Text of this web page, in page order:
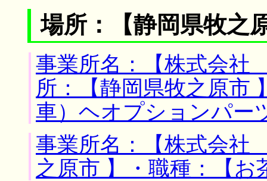
場所：【静岡県牧之
事業所名：【株式会
所：【静岡県牧之原市
車）ヘオプションパー
事業所名：【株式会社
之原市 】・職種：【お